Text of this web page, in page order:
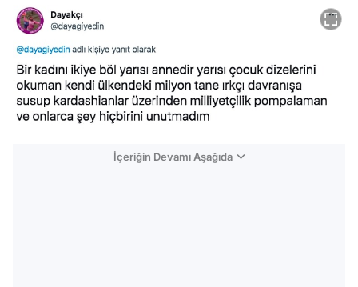
İçeriğin Devamı Aşağıda